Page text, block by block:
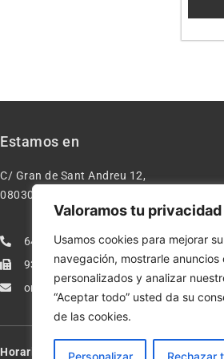
Valoramos tu privacidad
Usamos cookies para mejorar
navegación, mostrarle anuncios
personalizados y analizar
“Aceptar todo” usted da su
de las cookies.
Personalizar Rechazar
Estamos en
C/ Gran de Sant Andreu 12,
08030 – Barcelona España
640277962
933113005
orientexpressmodelismo@gmail.com
Horario: Lun-Vie de 10:00-13:30 y 17:00-